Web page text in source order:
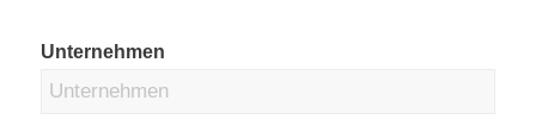
Unternehmen